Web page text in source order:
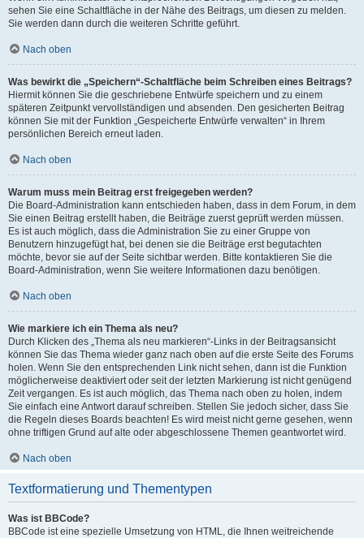
sehen Sie eine Schaltfläche in der Nähe des Beitrags, um diesen zu melden.
Sie werden dann durch die weiteren Schritte geführt.
Nach oben
Was bewirkt die „Speichern“-Schaltfläche beim Schreiben eines Beitrags?
Hiermit können Sie die geschriebene Entwürfe speichern und zu einem
späteren Zeitpunkt vervollständigen und absenden. Den gesicherten Beitrag
können Sie mit der Funktion „Gespeicherte Entwürfe verwalten“ in Ihrem
persönlichen Bereich erneut laden.
Nach oben
Warum muss mein Beitrag erst freigegeben werden?
Die Board-Administration kann entschieden haben, dass in dem Forum, in dem
Sie einen Beitrag erstellt haben, die Beiträge zuerst geprüft werden müssen.
Es ist auch möglich, dass die Administration Sie zu einer Gruppe von
Benutzern hinzugefügt hat, bei denen sie die Beiträge erst begutachten
möchte, bevor sie auf der Seite sichtbar werden. Bitte kontaktieren Sie die
Board-Administration, wenn Sie weitere Informationen dazu benötigen.
Nach oben
Wie markiere ich ein Thema als neu?
Durch Klicken des „Thema als neu markieren“-Links in der Beitragsansicht
können Sie das Thema wieder ganz nach oben auf die erste Seite des Forums
holen. Wenn Sie den entsprechenden Link nicht sehen, dann ist die Funktion
möglicherweise deaktiviert oder seit der letzten Markierung ist nicht genügend
Zeit vergangen. Es ist auch möglich, das Thema nach oben zu holen, indem
Sie einfach eine Antwort darauf schreiben. Stellen Sie jedoch sicher, dass Sie
die Regeln dieses Boards beachten! Es wird meist nicht gerne gesehen, wenn
ohne triftigen Grund auf alte oder abgeschlossene Themen geantwortet wird.
Nach oben
Textformatierung und Thementypen
Was ist BBCode?
BBCode ist eine spezielle Umsetzung von HTML, die Ihnen weitreichende